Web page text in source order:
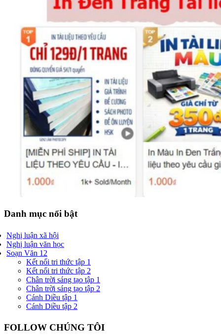
Danh mục nổi bật
Nghị luận xã hội
Nghị luận văn học
Soạn Văn 12
Kết nối tri thức tập 1
Kết nối tri thức tập 2
Chân trời sáng tạo tập 1
Chân trời sáng tạo tập 2
Cánh Diều tập 1
Cánh Diều tập 2
FOLLOW CHÚNG TÔI